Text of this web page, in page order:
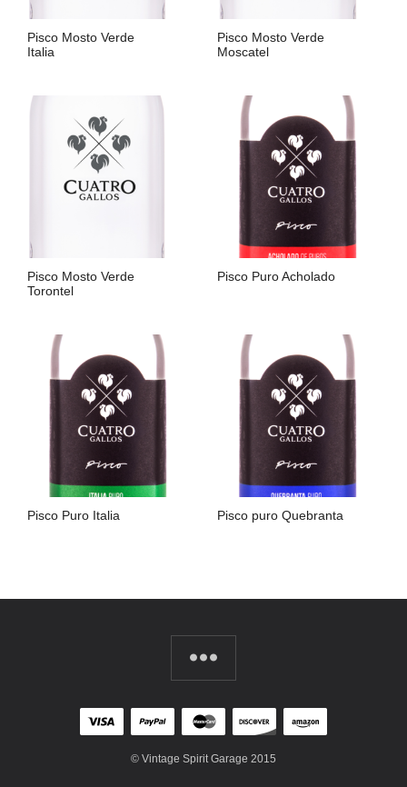
Pisco Mosto Verde
Italia
Pisco Mosto Verde
Moscatel
LIRE LA SUITE
Pisco Mosto Verde
Torontel
LIRE LA SUITE
Pisco Puro Acholado
Pisco Puro Italia Pisco puro Quebranta
© Vintage Spirit Garage 2015